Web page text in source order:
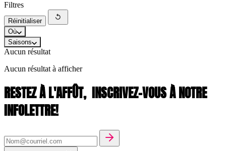
Filtres
Réinitialiser
Où
Saisons
Aucun résultat
Aucun résultat à afficher
RESTEZ À L'AFFÛT, INSCRIVEZ-VOUS À NOTRE
INFOLETTRE!